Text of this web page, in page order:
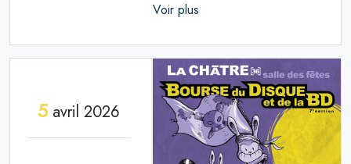
Voir plus
5 avril 2026